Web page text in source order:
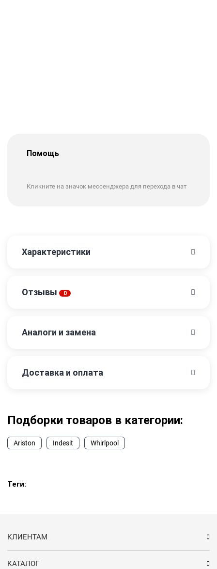
Помощь
Кликните на значок мессенджера для перехода в чат
Характеристики
Отзывы 0
Аналоги и замена
Доставка и оплата
Подборки товаров в категории:
Ariston Indesit Whirlpool
Теги:
КЛИЕНТАМ
КАТАЛОГ